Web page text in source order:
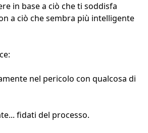
in base a ciò che ti soddisfa
a ciò che sembra più intelligente
nel pericolo con qualcosa di
fidati del processo.